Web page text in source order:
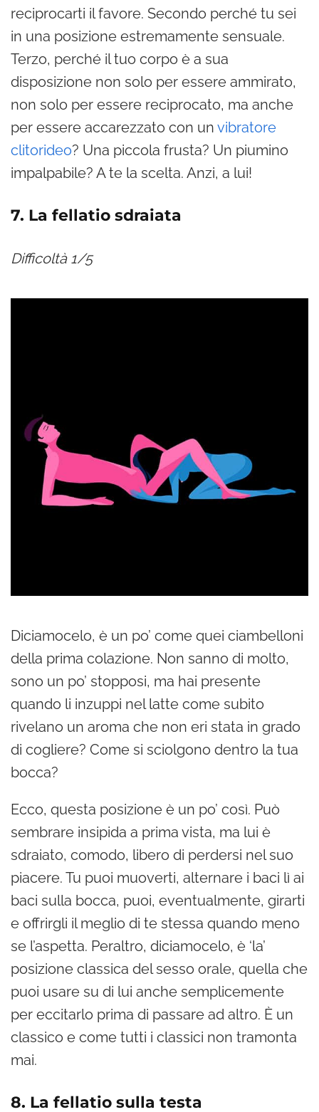
reciprocarti il favore. Secondo perché tu sei
in una posizione estremamente sensuale.
Terzo, perché il tuo corpo è a sua
disposizione non solo per essere ammirato,
non solo per essere reciprocato, ma anche
per essere accarezzato con un vibratore
clitorideo? Una piccola frusta? Un piumino
impalpabile? A te la scelta. Anzi, a lui!
7. La fellatio sdraiata
Difficoltà 1/5
Diciamocelo, è un po’ come quei ciambelloni
della prima colazione. Non sanno di molto,
sono un po’ stopposi, ma hai presente
quando li inzuppi nel latte come subito
rivelano un aroma che non eri stata in grado
di cogliere? Come si sciolgono dentro la tua
bocca?
Ecco, questa posizione è un po’ così. Può
sembrare insipida a prima vista, ma lui è
sdraiato, comodo, libero di perdersi nel suo
piacere. Tu puoi muoverti, alternare i baci lì ai
baci sulla bocca, puoi, eventualmente, girarti
e offrirgli il meglio di te stessa quando meno
se l’aspetta. Peraltro, diciamocelo, è ‘la’
posizione classica del sesso orale, quella che
puoi usare su di lui anche semplicemente
per eccitarlo prima di passare ad altro. È un
classico e come tutti i classici non tramonta
mai.
8. La fellatio sulla testa